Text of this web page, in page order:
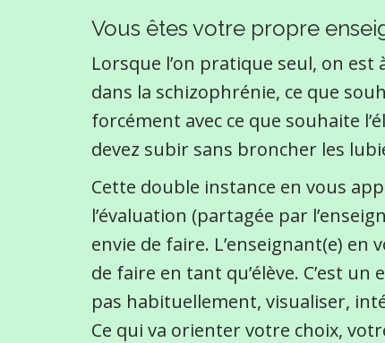
Vous êtes votre propre
Lorsque l’on pratique seul, on est
dans la schizophrénie, ce que
forcément avec ce que souhaite
devez subir sans broncher les
Cette double instance en vous
l’évaluation (partagée par
envie de faire. L’enseignant(e) en
de faire en tant qu’élève. C’est
pas habituellement, visualiser,
Ce qui va orienter votre choix,